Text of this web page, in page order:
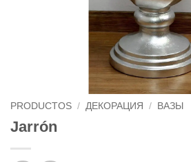
PRODUCTOS / ДЕКОРАЦИЯ / ВАЗЫ
Jarrón